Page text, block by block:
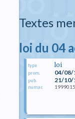
Textes
loi du 04
type loi
prom. 04/08/
pub. 21/10/
numac